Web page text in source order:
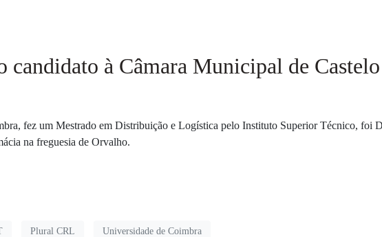
candidato à Câmara Municipal de
fez um Mestrado em Distribuição e Logística pelo Instituto Superior Técnico, foi
na freguesia de Orvalho.
Plural CRL Universidade de Coimbra